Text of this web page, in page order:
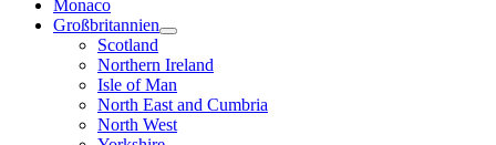
Monaco
Großbritannien
Scotland
Northern Ireland
Isle of Man
North East and Cumbria
North West